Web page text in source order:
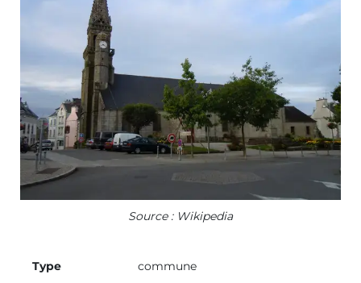
Source : Wikipedia
Type commune